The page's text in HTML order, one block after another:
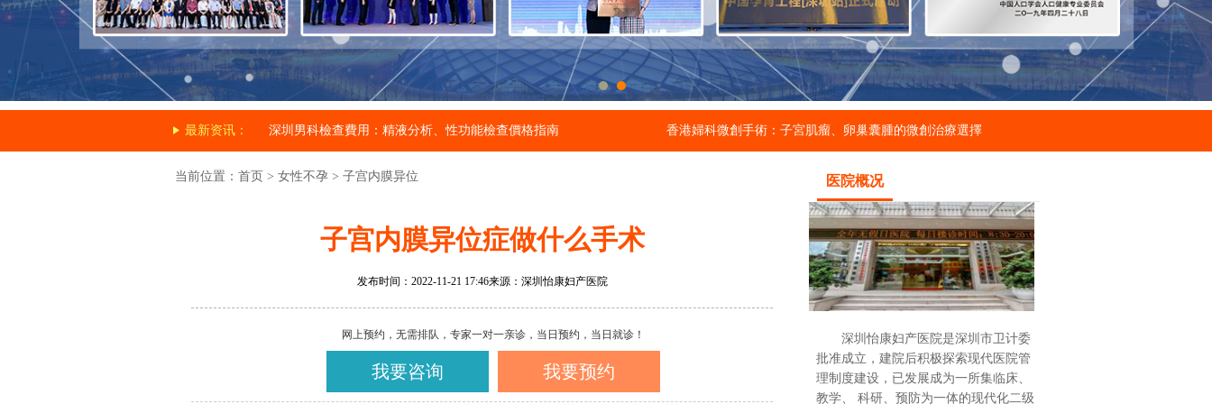
最新资讯： 深圳男科檢查費用：精液分析、性功能檢查價格指南 香港婦科微創手術：子宮肌瘤、卵巢囊腫的微創治療選擇
当前位置： 首页 > 女性不孕 > 子宫内膜异位
子宫内膜异位症做什么手术
发布时间：2022-11-21 17:46来源：深圳怡康妇产医院
网上预约，无需排队，专家一对一亲诊，当日预约，当日就诊！
我要咨询 我要预约
医院概况
深圳怡康妇产医院是深圳市卫计委
批准成立，建院后积极探索现代医院管
理制度建设，已发展成为一所集临床、
教学、 科研、预防为一体的现代化二级